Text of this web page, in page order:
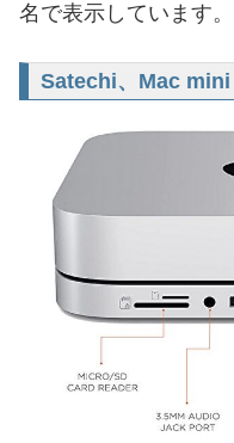
名で表示しています。
Satechi、Mac mini